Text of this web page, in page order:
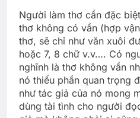
Người làm thơ cần đặc
thơ không có vần (hợp
thơ, sẽ chỉ như văn xuôi
hoặc 7, 8 chữ v.v…. Có
nghĩnh là thơ không vần
nó thiếu phần quan trọng
như tác giả của nó mong
dùng tài tình cho người